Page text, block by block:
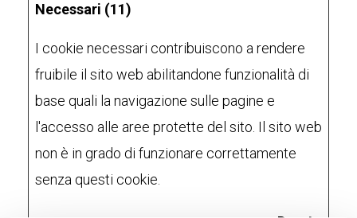
Necessari (11)
I cookie necessari contribuiscono a rendere
fruibile il sito web abilitandone funzionalità di
base quali la navigazione sulle pagine e
l'accesso alle aree protette del sito. Il sito web
non è in grado di funzionare correttamente
senza questi cookie.